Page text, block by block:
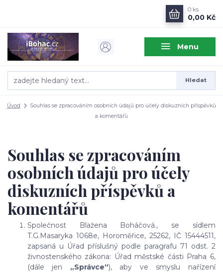
Menu
Hledat
0 ks
0,00 Kč
Úvod
Souhlas se zpracováním osobních údajů pro účely diskuzních příspěvků
a komentářů
Souhlas se zpracováním
osobních údajů pro účely
diskuzních příspěvků a
komentářů
Společnost Blažena Boháčová., se sídlem
T.G.Masaryka 1068e, Horoměřice, 25262, IČ 15444511,
zapsaná u Úřad příslušný podle paragrafu 71 odst. 2
živnostenského zákona: Úřad městské části Praha 6,
(dále jen „Správce“), aby ve smyslu nařízení